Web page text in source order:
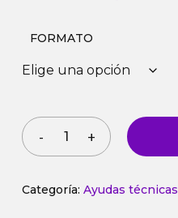
FORMATO
Categoría: Ayudas técnicas